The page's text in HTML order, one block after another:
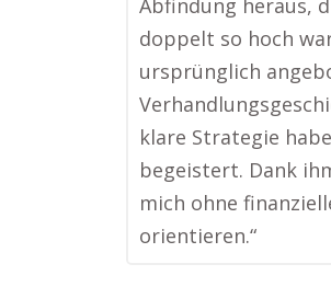
Abfindung heraus,
doppelt so hoch
ursprünglich
klare Strategie
begeistert. Dank
mich ohne
orientieren.“